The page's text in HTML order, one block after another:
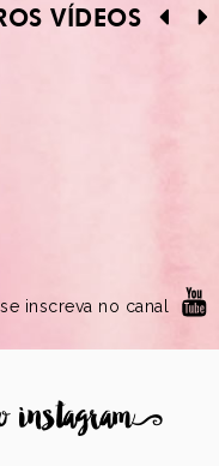
VÍDEOS
se inscreva no canal
instagram9